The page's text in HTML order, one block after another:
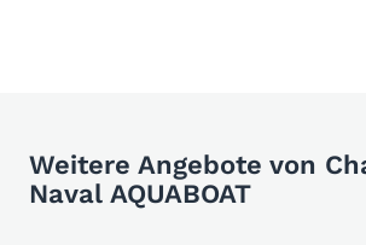
Weitere Angebote von
Naval AQUABOAT